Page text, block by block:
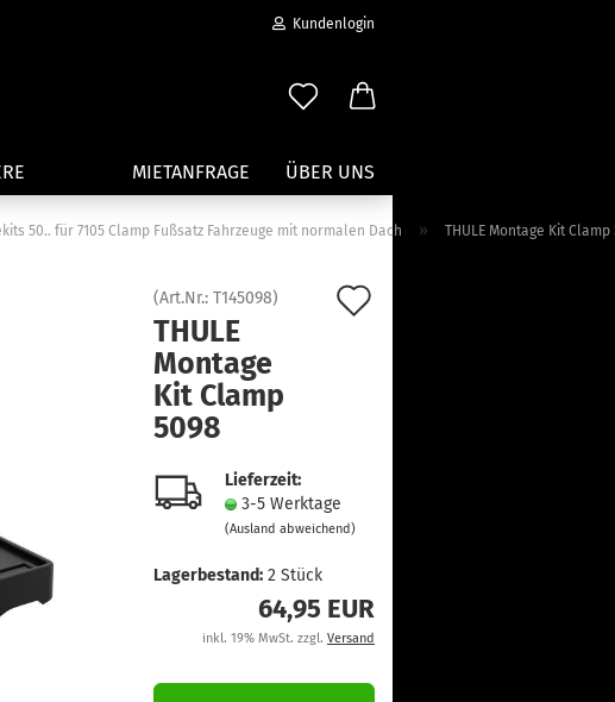
Kundenlogin
Passwort vergessen?
MIETANFRAGE ÜBER UNS
Paddleboard Traeger
Kajak und Kanuträger
Träger für Surfbretter
Zubehör für Wassersportträger
50.. für 7105 Clamp Fußsatz Fahrzeuge mit normalen Dach » THULE Montage Kit Clamp
(Art.Nr.:T145098)
THULE
Montage
Kit Clamp
5098
Lieferzeit:
3-5 Werktage
(Ausland abweichend)
Lagerbestand: 2Stück
64,95 EUR
inkl. 19% MwSt. zzgl. Versand